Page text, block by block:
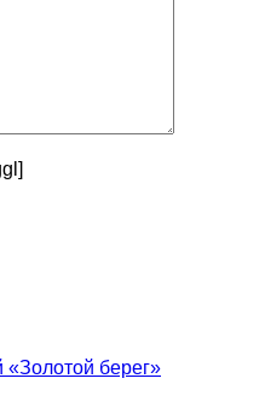
берег»